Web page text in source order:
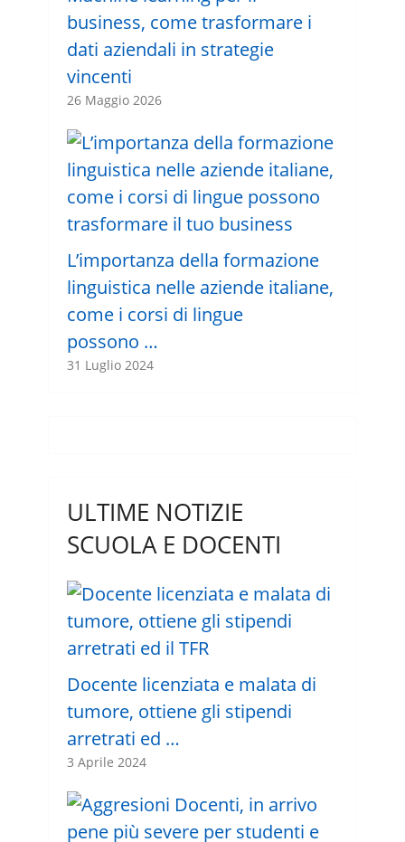
business, come trasformare i
dati aziendali in strategie
vincenti
26 Maggio 2026
L’importanza della formazione
linguistica nelle aziende italiane,
come i corsi di lingue
possono …
31 Luglio 2024
ULTIME NOTIZIE
SCUOLA E DOCENTI
Docente licenziata e malata di
tumore, ottiene gli stipendi
arretrati ed …
3 Aprile 2024